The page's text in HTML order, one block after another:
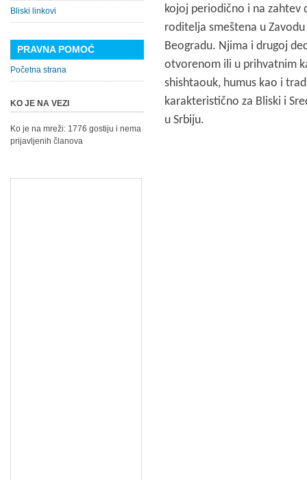
kojoj periodično i na zahtev
roditelja smeštena u
Beogradu. Njima i drugoj
otvorenom ili u prihvatnim
shishtaouk, humus kao i
karakteristično za Bliski i
u Srbiju.
Bliski linkovi
PRAVNA POMOĆ
Početna strana
KO JE NA VEZI
Ko je na mreži: 1776 gostiju i nema
prijavljenih članova